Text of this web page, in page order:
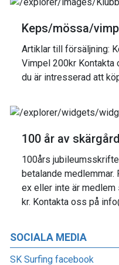
Keps/mössa/
Artiklar till försäljning:
Vimpel 200kr Kontakta
du är intresserad att
100 år av
100års
betalande
ex eller inte är
kr. Kontakta oss på
SOCIALA MEDIA
SK Surfing facebook